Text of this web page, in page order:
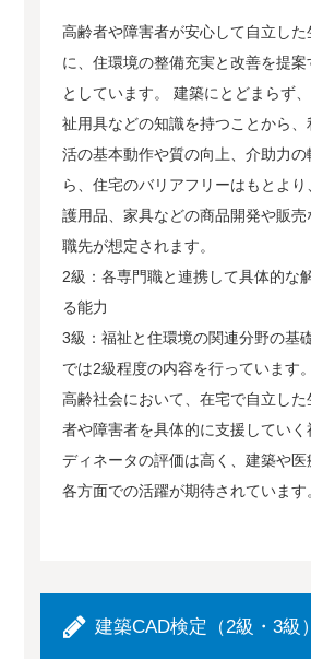
高齢者や障害者が安心して自立し
に、住環境の整備充実と改善を提
としています。 建築にとどまらず
祉用具などの知識を持つことから
活の基本動作や質の向上、介助力
ら、住宅のバリアフリーはもとよ
護用品、家具などの商品開発や販
職先が想定されます。
2級：各専門職と連携して具体的な
る能力
3級：福祉と住環境の関連分野の基
では2級程度の内容を行っています。
高齢社会において、在宅で自立し
者や障害者を具体的に支援してい
ディネータの評価は高く、建築や
各方面での活躍が期待されています
建築CAD検定（2級・3級）